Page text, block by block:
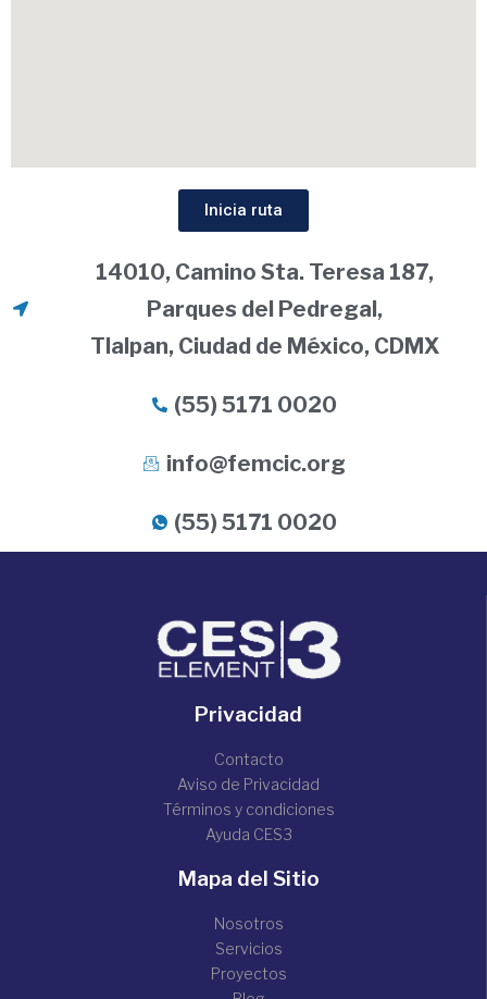
Inicia ruta
14010, Camino Sta. Teresa 187,
Parques del Pedregal,
Tlalpan, Ciudad de México, CDMX
(55) 5171 0020
info@femcic.org
(55) 5171 0020
Privacidad
Contacto
Aviso de Privacidad
Términos y condiciones
Ayuda CES3
Mapa del Sitio
Nosotros
Servicios
Proyectos